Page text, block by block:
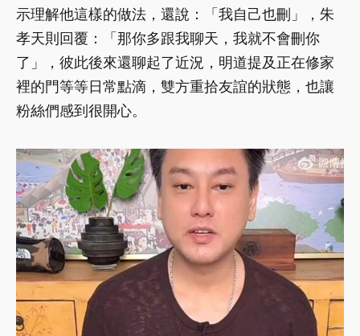
示理解他這樣的做法，還說：「我自己也刪」，朱
孝天則回覆：「那你多跟我聊天，我就不會刪你
了」，彼此後來還聊起了近況，明道提及正在修家
裡的門等等日常點滴，雙方重拾友誼的狀態，也讓
粉絲們感到很開心。